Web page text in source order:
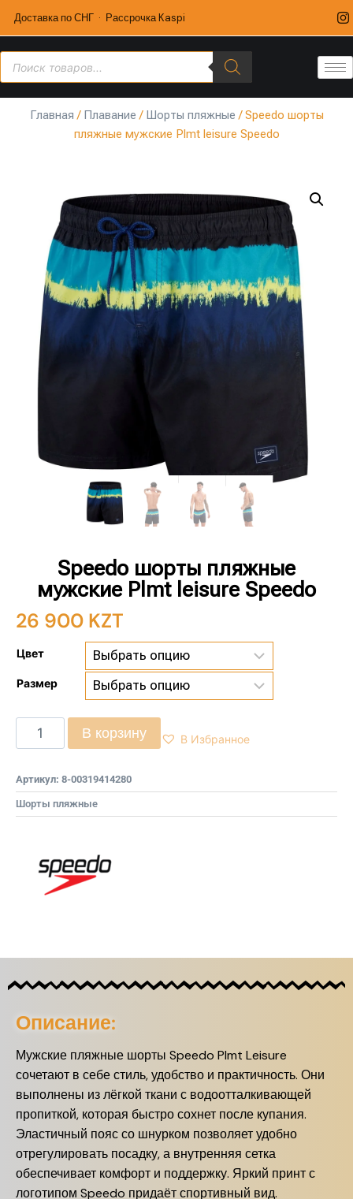
Доставка по СНГ · Рассрочка Kaspi
Главная / Плавание / Шорты пляжные / Speedo шорты
пляжные мужские Plmt leisure Speedo
Speedo шорты пляжные
мужские Plmt leisure Speedo
26 900 KZT
Цвет
Размер
В корзину В Избранное
Артикул: 8-00319414280
Шорты пляжные
Описание:
Мужские пляжные шорты Speedo Plmt Leisure
сочетают в себе стиль, удобство и практичность. Они
выполнены из лёгкой ткани с водоотталкивающей
пропиткой, которая быстро сохнет после купания.
Эластичный пояс со шнурком позволяет удобно
отрегулировать посадку, а внутренняя сетка
обеспечивает комфорт и поддержку. Яркий принт с
логотипом Speedo придаёт спортивный вид.